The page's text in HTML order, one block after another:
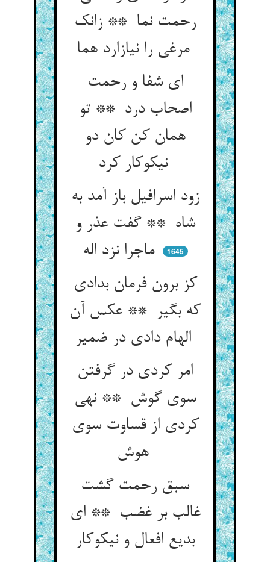
رحمت نما ** زانک
مرغی را نیازارد هما
ای شفا و رحمت
اصحاب درد ** تو
همان کن کان دو
نیکوکار کرد
زود اسرافیل باز آمد به
شاه ** گفت عذر و
ماجرا نزد اله
1645
کز برون فرمان بدادی
که بگیر ** عکس آن
الهام دادی در ضمیر
امر کردی در گرفتن
سوی گوش ** نهی
کردی از قساوت سوی
هوش
سبق رحمت گشت
غالب بر غضب ** ای
بدیع افعال و نیکوکار